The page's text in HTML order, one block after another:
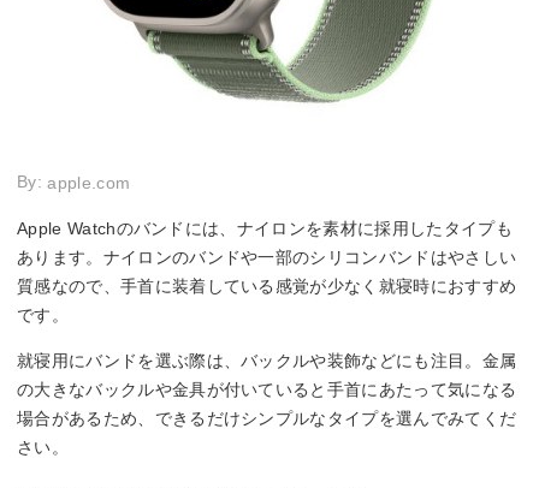
By:apple.com
Apple Watchのバンドには、ナイロンを素材に採用したタイプも
あります。ナイロンのバンドや一部のシリコンバンドはやさしい
質感なので、手首に装着している感覚が少なく就寝時におすすめ
です。
就寝用にバンドを選ぶ際は、バックルや装飾などにも注目。金属
の大きなバックルや金具が付いていると手首にあたって気になる
場合があるため、できるだけシンプルなタイプを選んでみてくだ
さい。